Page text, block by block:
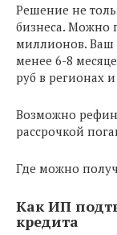
Решение не
бизнеса. Можно
миллионов. Ваш
менее 6-8
руб в регионах
Возможно
рассрочкой
Где можно
Как ИП
кредита